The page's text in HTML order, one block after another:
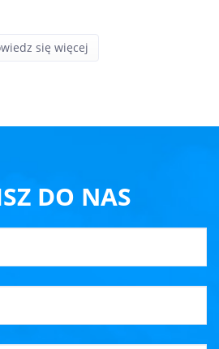
się więcej
DO NAS